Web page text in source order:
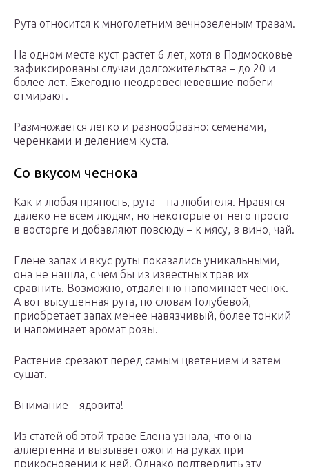
Рута относится к многолетним вечнозеленым травам.
На одном месте куст растет 6 лет, хотя в Подмосковье
зафиксированы случаи долгожительства – до 20 и
более лет. Ежегодно неодревесневевшие побеги
отмирают.
Размножается легко и разнообразно: семенами,
черенками и делением куста.
Со вкусом чеснока
Как и любая пряность, рута – на любителя. Нравятся
далеко не всем людям, но некоторые от него просто
в восторге и добавляют повсюду – к мясу, в вино, чай.
Елене запах и вкус руты показались уникальными,
она не нашла, с чем бы из известных трав их
сравнить. Возможно, отдаленно напоминает чеснок.
А вот высушенная рута, по словам Голубевой,
приобретает запах менее навязчивый, более тонкий
и напоминает аромат розы.
Растение срезают перед самым цветением и затем
сушат.
Внимание – ядовита!
Из статей об этой траве Елена узнала, что она
аллергенна и вызывает ожоги на руках при
прикосновении к ней. Однако подтвердить эту